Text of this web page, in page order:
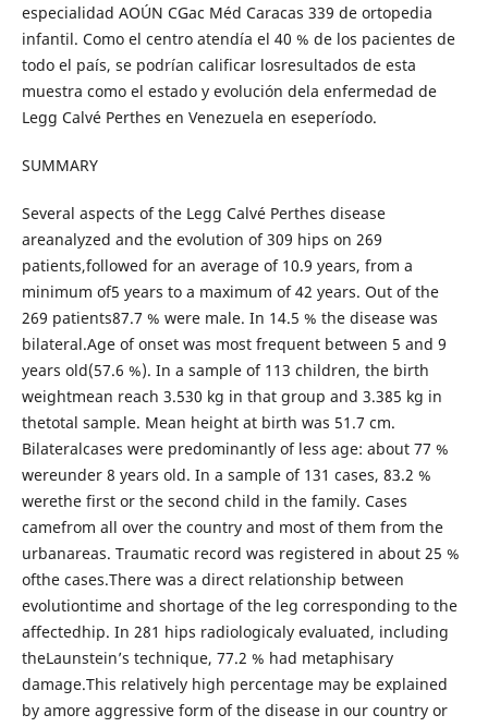
especialidad AOÚN CGac Méd Caracas 339 de ortopedia
infantil. Como el centro atendía el 40 % de los pacientes de
todo el país, se podrían calificar losresultados de esta
muestra como el estado y evolución dela enfermedad de
Legg Calvé Perthes en Venezuela en eseperíodo.
SUMMARY
Several aspects of the Legg Calvé Perthes disease
areanalyzed and the evolution of 309 hips on 269
patients,followed for an average of 10.9 years, from a
minimum of5 years to a maximum of 42 years. Out of the
269 patients87.7 % were male. In 14.5 % the disease was
bilateral.Age of onset was most frequent between 5 and 9
years old(57.6 %). In a sample of 113 children, the birth
weightmean reach 3.530 kg in that group and 3.385 kg in
thetotal sample. Mean height at birth was 51.7 cm.
Bilateralcases were predominantly of less age: about 77 %
wereunder 8 years old. In a sample of 131 cases, 83.2 %
werethe first or the second child in the family. Cases
camefrom all over the country and most of them from the
urbanareas. Traumatic record was registered in about 25 %
ofthe cases.There was a direct relationship between
evolutiontime and shortage of the leg corresponding to the
affectedhip. In 281 hips radiologicaly evaluated, including
theLaunstein’s technique, 77.2 % had metaphisary
damage.This relatively high percentage may be explained
by amore aggressive form of the disease in our country or